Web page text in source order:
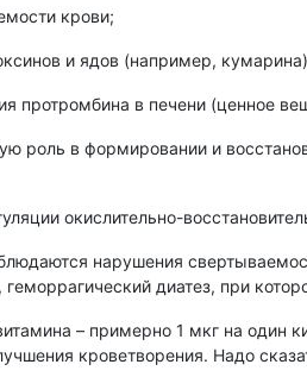
крови;
и ядов (например,
протромбина в печени (ценное
роль в формировании и
окислительно-
нарушения
диатез, при
– примерно 1 мкг на
кроветворения. Надо